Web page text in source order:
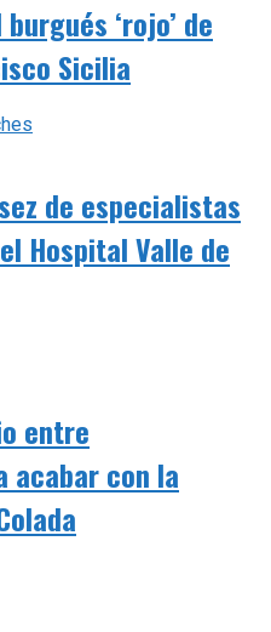
‘rojo’ de
Sicilia
de especialistas
Hospital Valle de
entre
acabar con la